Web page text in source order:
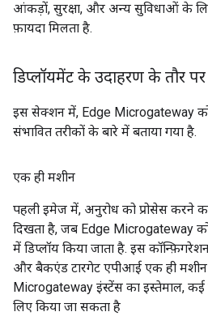
आंकड़ों, सुरक्षा, और अन्य सुविधाओं के
फ़ायदा मिलता है.
डिप्लॉयमेंट के उदाहरण के तौर पर
इस सेक्शन में, Edge Microgateway
संभावित तरीकों के बारे में बताया गया है.
एक ही मशीन
पहली इमेज में, अनुरोध को प्रोसेस करने
दिखता है, जब Edge Microgateway
में डिप्लॉय किया जाता है. इस
और बैकएंड टारगेट एपीआई एक ही मशीन
Microgateway इंस्टेंस का इस्तेमाल,
लिए किया जा सकता है